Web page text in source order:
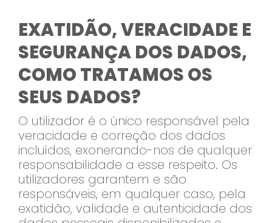
EXATIDÃO, VERACIDADE E
SEGURANÇA DOS DADOS,
COMO TRATAMOS OS
SEUS DADOS?
O utilizador é o único responsável pela
veracidade e correção dos dados
incluídos, exonerando-nos de qualquer
responsabilidade a esse respeito. Os
utilizadores garantem e são
responsáveis, em qualquer caso, pela
exatidão, validade e autenticidade dos